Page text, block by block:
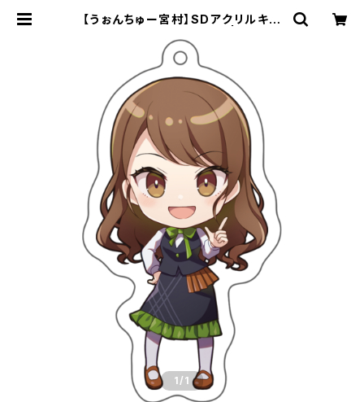
【うぉんちゅー宮村】SDアクリルキー
ONE. OFFICIAL WEB STORE
1 /1